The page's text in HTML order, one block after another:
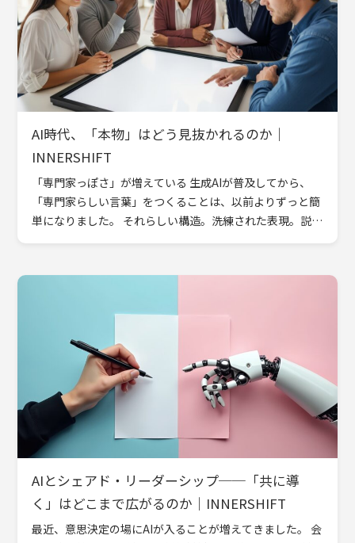
AI時代、「本物」はどう見抜かれるのか｜
INNERSHIFT
「専門家っぽさ」が増えている 生成AIが普及してから、
「専門家らしい言葉」をつくることは、以前よりずっと簡
単になりました。 それらしい構造。洗練された表現。説得
AIとシェアド・リーダーシップ──「共に導
く」はどこまで広がるのか｜INNERSHIFT
最近、意思決定の場にAIが入ることが増えてきました。 会